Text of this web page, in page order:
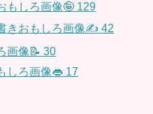
もしろ画像🤪 129
きおもしろ画像✍️ 42
画像📝 30
しろ画像👄 17